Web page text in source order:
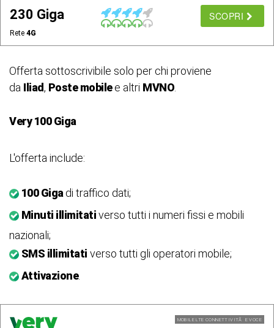
230 Giga
Rete 4G
SCOPRI
Offerta sottoscrivibile solo per chi proviene
da Iliad, Poste mobilee altri MVNO.
Very 100 Giga
L'offerta include:
100 Giga di traffico dati;
Minuti illimitativerso tutti i numeri fissi e mobili
nazionali;
SMS illimitati verso tutti gli operatori mobile;
Attivazione.
MOBILE LTE CONNETTIVITÃ E VOCE